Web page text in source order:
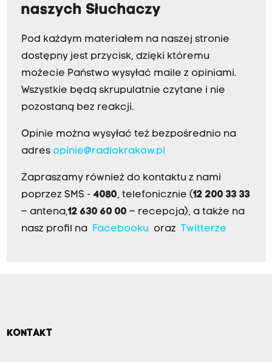
naszych Słuchaczy
Pod każdym materiałem na naszej stronie
dostępny jest przycisk, dzięki któremu
możecie Państwo wysyłać maile z opiniami.
Wszystkie będą skrupulatnie czytane i nie
pozostaną bez reakcji.
Opinie można wysyłać też bezpośrednio na
adres opinie@radiokrakow.pl
Zapraszamy również do kontaktu z nami
poprzez SMS - 4080, telefonicznie (12 200 33 33
– antena,12 630 60 00 – recepcja), a także na
nasz profil na Facebookuoraz Twitterze
KONTAKT